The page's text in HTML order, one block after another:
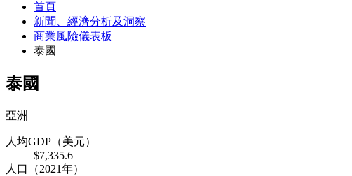
首頁
新聞、經濟分析及洞察
商業風險儀表板
泰國
泰國
亞洲
人均GDP（美元）
$7,335.6
人口（2021年）